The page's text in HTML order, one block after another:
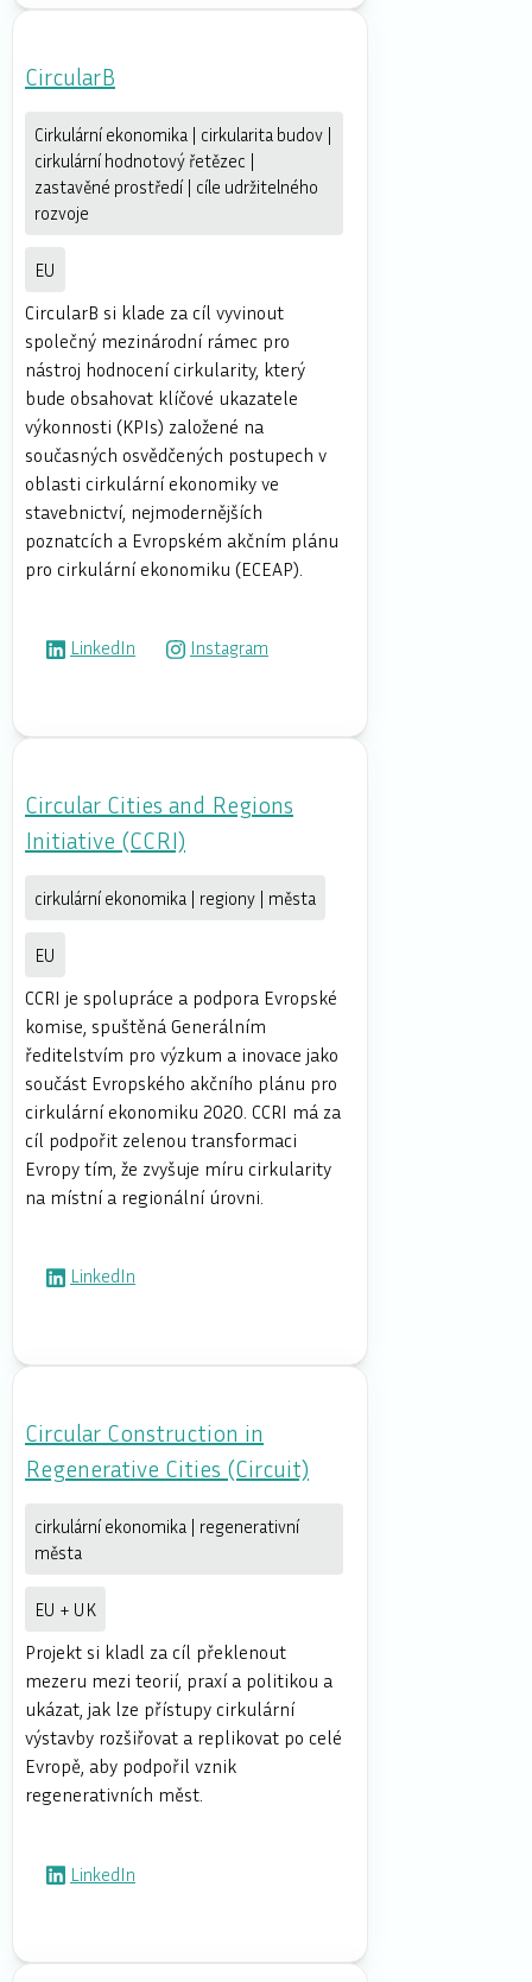
CircularB
Cirkulární ekonomika | cirkularita budov |
cirkulární hodnotový řetězec |
zastavěné prostředí | cíle udržitelného
rozvoje
EU
CircularB si klade za cíl vyvinout
společný mezinárodní rámec pro
nástroj hodnocení cirkularity, který
bude obsahovat klíčové ukazatele
výkonnosti (KPIs) založené na
současných osvědčených postupech v
oblasti cirkulární ekonomiky ve
stavebnictví, nejmodernějších
poznatcích a Evropském akčním plánu
pro cirkulární ekonomiku (ECEAP).
LinkedIn Instagram
Circular Cities and Regions
Initiative (CCRI)
cirkulární ekonomika | regiony | města
EU
CCRI je spolupráce a podpora Evropské
komise, spuštěná Generálním
ředitelstvím pro výzkum a inovace jako
součást Evropského akčního plánu pro
cirkulární ekonomiku 2020. CCRI má za
cíl podpořit zelenou transformaci
Evropy tím, že zvyšuje míru cirkularity
na místní a regionální úrovni.
LinkedIn
Circular Construction in
Regenerative Cities (Circuit)
cirkulární ekonomika | regenerativní
města
EU + UK
Projekt si kladl za cíl překlenout
mezeru mezi teorií, praxí a politikou a
ukázat, jak lze přístupy cirkulární
výstavby rozšiřovat a replikovat po celé
Evropě, aby podpořil vznik
regenerativních měst.
LinkedIn